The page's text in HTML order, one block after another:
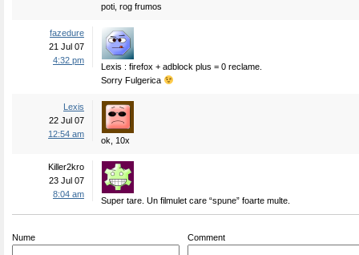
poti, rog frumos
fazedure
21 Jul 07
4:32 pm
Lexis : firefox + adblock plus = 0 reclame.
Sorry Fulgerica
Lexis
22 Jul 07
12:54 am
ok, 10x
Killer2kro
23 Jul 07
8:04 am
Super tare. Un filmulet care “spune” foarte multe.
Nume Comment